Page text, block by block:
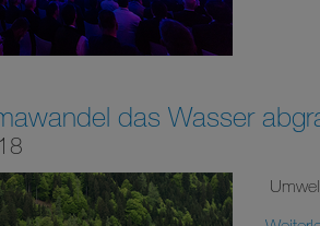
das Wasser